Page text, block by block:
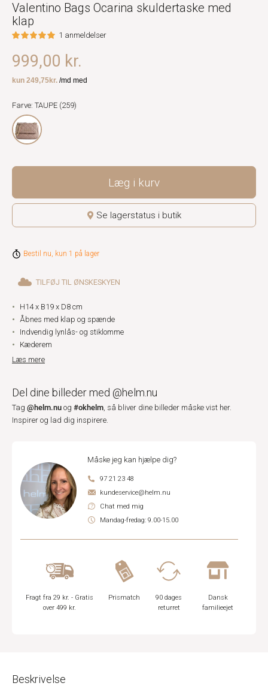
Valentino Bags Ocarina skuldertaske med
klap
1 anmeldelser
999,00 kr.
Farve: TAUPE (259)
Læg i kurv
Se lagerstatus i butik
Bestil nu, kun 1 på lager
TILFØJ TIL ØNSKESKYEN
H14 x B19 x D8 cm
Åbnes med klap og spænde
Indvendig lynlås- og stiklomme
Kæderem
Læs mere
Del dine billeder med @helm.nu
Tag @helm.nu og #okhelm, så bliver dine billeder måske vist her.
Inspirer og lad dig inspirere.
Måske jeg kan hjælpe dig?
97 21 23 48
kundeservice@helm.nu
Chat med mig
Mandag-fredag: 9.00-15.00
Fragt fra 29 kr. - Gratis
over 499 kr.
Prismatch
90 dages
returret
Dansk
familieejet
Beskrivelse